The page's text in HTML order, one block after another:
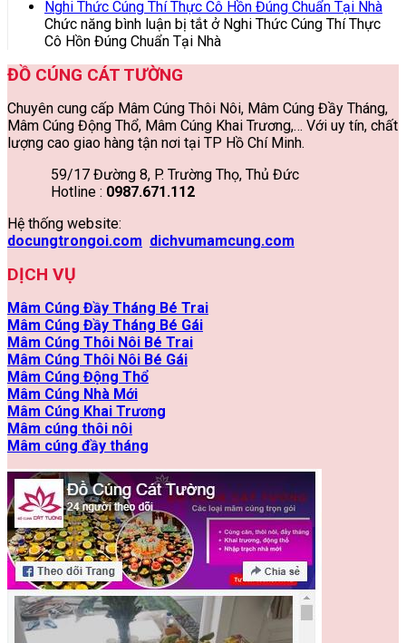
Nghi Thức Cúng Thí Thực Cô Hồn Đúng Chuẩn Tại Nhà
Chức năng bình luận bị tắt ở Nghi Thức Cúng Thí Thực
Cô Hồn Đúng Chuẩn Tại Nhà
ĐỒ CÚNG CÁT TƯỜNG
Chuyên cung cấp Mâm Cúng Thôi Nôi, Mâm Cúng Đầy Tháng,
Mâm Cúng Động Thổ, Mâm Cúng Khai Trương,… Với uy tín, chất
lượng cao giao hàng tận nơi tại TP Hồ Chí Minh.
59/17 Đường 8, P. Trường Thọ, Thủ Đức
Hotline : 0987.671.112
Hệ thống website:
docungtrongoi.com dichvumamcung.com
DỊCH VỤ
Mâm Cúng Đầy Tháng Bé Trai
Mâm Cúng Đầy Tháng Bé Gái
Mâm Cúng Thôi Nôi Bé Trai
Mâm Cúng Thôi Nôi Bé Gái
Mâm Cúng Động Thổ
Mâm Cúng Nhà Mới
Mâm Cúng Khai Trương
Mâm cúng thôi nôi
Mâm cúng đầy tháng